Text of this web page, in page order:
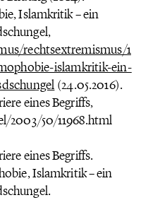
Islamkritik – ein
rechtsextremismus/1
islamkritik-ein-
(24.05.2016).
eines Begriffs,
2003/50/11968.html
eines Begriffs.
Islamkritik – ein